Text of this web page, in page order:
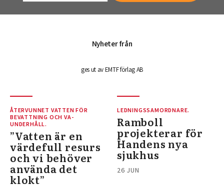
Nyheter från
ges ut av EMTF förlag AB
ÅTERVUNNET VATTEN FÖR
BEVATTNING OCH VA-
UNDERHÅLL.
”Vatten är en
värdefull resurs
och vi behöver
använda det
klokt”
LEDNINGSSAMORDNARE.
Ramboll
projekterar för
Handens nya
sjukhus
26 JUN